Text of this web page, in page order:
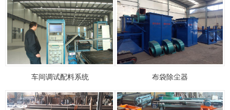
车间调试配料系统 布袋除尘器